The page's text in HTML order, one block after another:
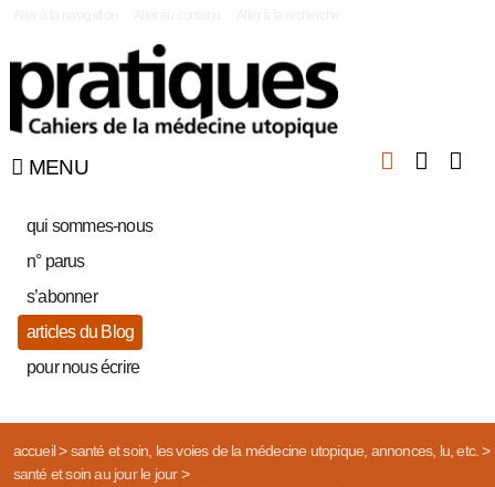
MENU
qui sommes-nous
n° parus
s’abonner
articles du Blog
pour nous écrire
accueil> santé et soin, les voies de la médecine utopique, annonces, lu, etc.>
santé et soin au jour le jour>